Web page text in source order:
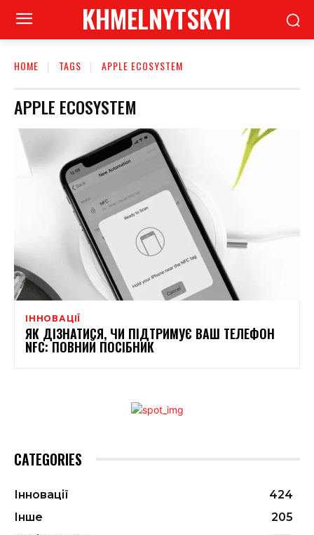
KHMELNYTSKYI
HOME TAGS APPLE ECOSYSTEM
APPLE ECOSYSTEM
ІННОВАЦІЇ
ЯК ДІЗНАТИСЯ, ЧИ ПІДТРИМУЄ ВАШ ТЕЛЕФОН
NFC: ПОВНИЙ ПОСІБНИК
CATEGORIES
Інновації
424
Інше
205